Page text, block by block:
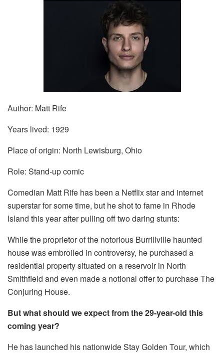
Author: Matt Rife
Years lived: 1929
Place of origin: North Lewisburg, Ohio
Role: Stand-up comic
Comedian Matt Rife has been a Netflix star and internet
superstar for some time, but he shot to fame in Rhode
Island this year after pulling off two daring stunts:
While the proprietor of the notorious Burrillville haunted
house was embroiled in controversy, he purchased a
residential property situated on a reservoir in North
Smithfield and even made a notional offer to purchase The
Conjuring House.
But what should we expect from the 29-year-old this
coming year?
He has launched his nationwide Stay Golden Tour, which